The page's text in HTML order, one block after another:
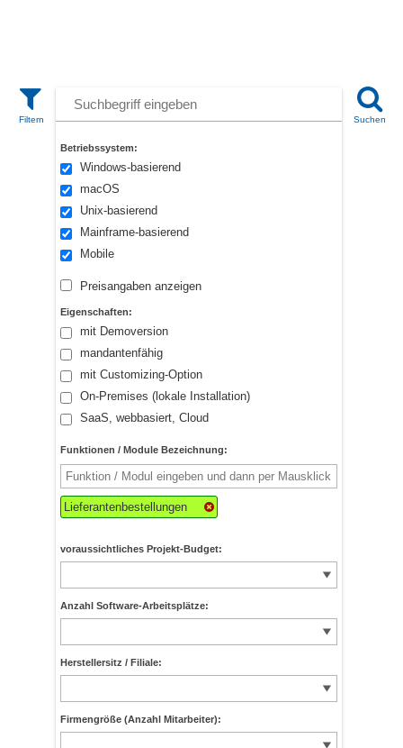
Betriebssystem:
Windows-basierend
macOS
Unix-basierend
Mainframe-basierend
Mobile
Preisangaben anzeigen
Eigenschaften:
mit Demoversion
mandantenfähig
mit Customizing-Option
On-Premises (lokale Installation)
SaaS, webbasiert, Cloud
Funktionen / Module Bezeichnung:
Lieferantenbestellungen
voraussichtliches Projekt-Budget:
Anzahl Software-Arbeitsplätze:
Herstellersitz / Filiale:
Firmengröße (Anzahl Mitarbeiter):